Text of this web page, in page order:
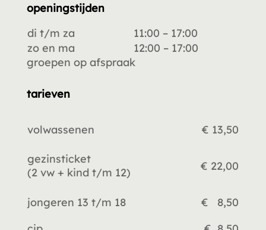
openingstijden
di t/m za
11:00 – 17:00
zo en ma
12:00 – 17:00
groepen op afspraak
tarieven
volwassenen € 13,50
gezinsticket
(2 vw + kind t/m 12) € 22,00
jongeren 13 t/m 18
€ 8,50